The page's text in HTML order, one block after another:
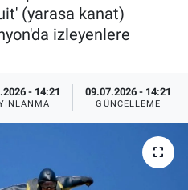
(yarasa kanat)
izleyenlere
- 14:21 09.07.2026 - 14:21
GÜNCELLEME